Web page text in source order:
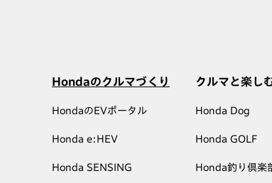
Hondaのクルマづくり
HondaのEVポータル
Honda e:HEV
Honda SENSING
クルマと楽し
Honda Dog
Honda GOLF
Honda釣り倶楽